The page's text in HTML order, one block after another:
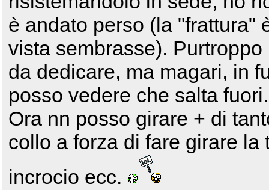
è andato perso (la "frattura"
vista sembrasse).
da dedicare, ma magari, in
posso vedere che salta fuori.
Ora nn posso girare + di
collo a forza di fare girare la
incrocio ecc.